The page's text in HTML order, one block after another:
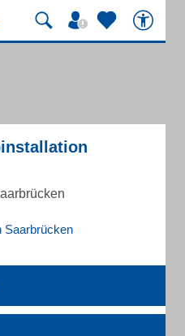
Saarbrücken